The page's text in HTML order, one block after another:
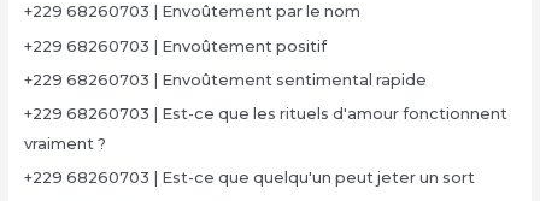
+229 68260703 | Envoûtement par le nom
+229 68260703 | Envoûtement positif
+229 68260703 | Envoûtement sentimental rapide
+229 68260703 | Est-ce que les rituels d'amour fonctionnent
vraiment ?
+229 68260703 | Est-ce que quelqu'un peut jeter un sort